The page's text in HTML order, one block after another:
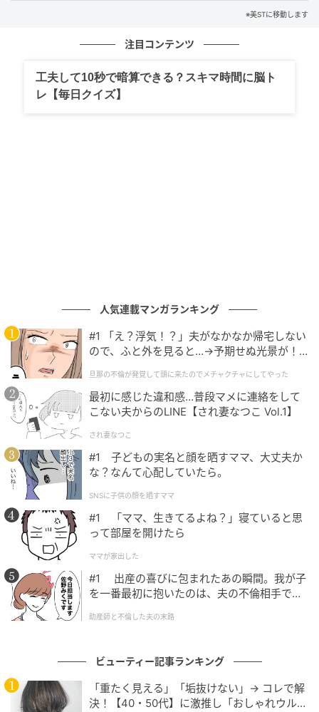
ンですね。実際に本物のお札で爽快でした（笑）。そ
のとき、エキストラとして集めた方々以外の人たちが
自然と集まって、映画の1シーンとなっていたことが不
思議でしたが、面白く感じました。
楽屋の相方はユンホ（東方神起）！日本撮影
での裏話
逆に大変だったことは言語ですね。キャラクター的に
韓国人役ではありましたが、日本語も少し話す状況
で、台詞を覚えるのも、現場での判断も苦労しまし
た。
日本の俳優さんはフランクでとても親切な方ばかり
で。撮影が始まると、自然とみんなが楽屋に集まる雰
囲気でとても居心地がよかったです。撮影期間の2か月
間で、スタッフの方々が韓国語を学ぶ勉強会のように
事チェ・シウを演じるユンホさん（東方神起）も加わ
って楽しくやっていました。彼は“情熱情熱情熱”ってい
う熱い人で、その自分の情熱で周りをも引っ張ってく
※美STに移動します
注目コンテンツ
工夫して10秒で暗算できる？スキマ時間に脳ト
レ【毎日クイズ】
人気連載マンガランキング
#1 「え？浮気！？」夫がなかなか帰宅しない
ので、ふと外を見ると…→予期せぬ光景が！
クチャにしてやった
旦那の不倫が発覚して頭に来たのでメチャクチャにしてやった
最初に感じた違和感…普段マメに連絡をして
こない夫からのLINE【され妻なつこ Vol.1】
され妻なつこ
#1 子どもの実名と顔を晒すママ、大丈夫か
な？なんて心配していたら。
SNSに子供の顔を晒すママ
#1 「ママ、生きてるよね？」寝ていると思
って部屋を開けたら
ママが家出した
#1 出産の喜びに包まれたあの瞬間。我が子
を一番最初に抱いたのは、夫の不倫相手でし
助産師と不倫した夫の末路
ビューティー記事ランキング
「重たく見える」「垢抜けない」→ コレで解
決！【40・50代】に激推し「おしゃれウル